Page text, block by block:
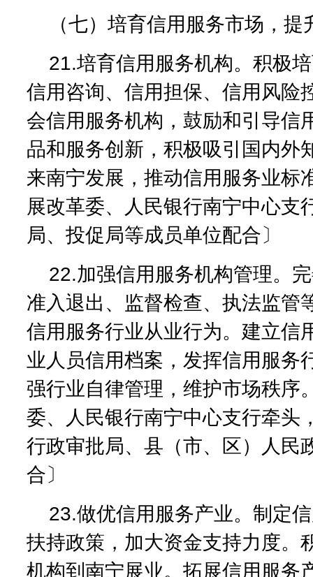
（七）培育信用服务市场，
21.培育信用服务机构。积极
信用咨询、信用担保、信用风险
会信用服务机构，鼓励和引导信
品和服务创新，积极吸引国内外
来南宁发展，推动信用服务业标
展改革委、人民银行南宁中心支
局、投促局等成员单位配合〕
22.加强信用服务机构管理。
准入退出、监督检查、执法监管
信用服务行业从业行为。建立信
业人员信用档案，发挥信用服务
强行业自律管理，维护市场秩序
委、人民银行南宁中心支行牵头
行政审批局、县（市、区）人民
合〕
23.做优信用服务产业。制定
扶持政策，加大资金支持力度。
机构到南宁展业。拓展信用服务